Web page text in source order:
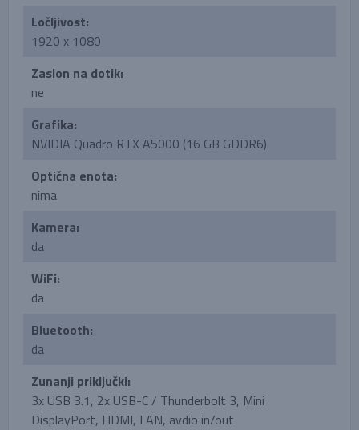
Ločljivost:
1920 x 1080
Zaslon na dotik:
ne
Grafika:
NVIDIA Quadro RTX A5000 (16 GB GDDR6)
Optična enota:
nima
Kamera:
da
WiFi:
da
Bluetooth:
da
Zunanji priključki:
3x USB 3.1, 2x USB-C / Thunderbolt 3, Mini
DisplayPort, HDMI, LAN, avdio in/out